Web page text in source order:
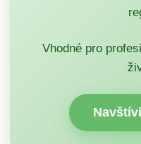
Vhodné pro